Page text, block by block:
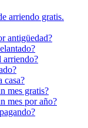
arriendo gratis.
antigüedad?
arriendo?
casa?
mes gratis?
mes por año?